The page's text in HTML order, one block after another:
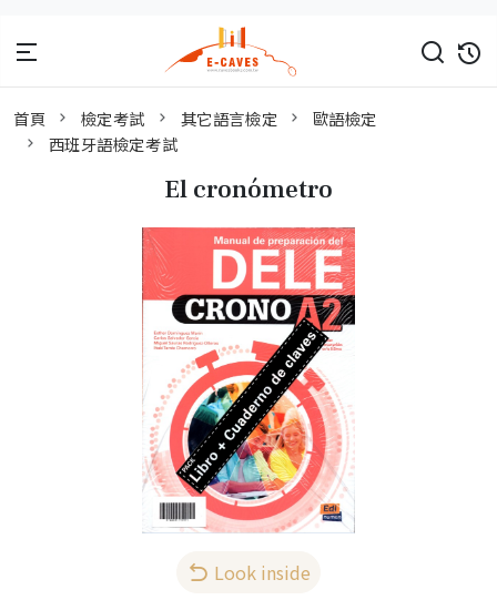
首頁 檢定考試 其它語言檢定
歐語檢定
西班牙語檢定考試
El cronómetro
Look inside